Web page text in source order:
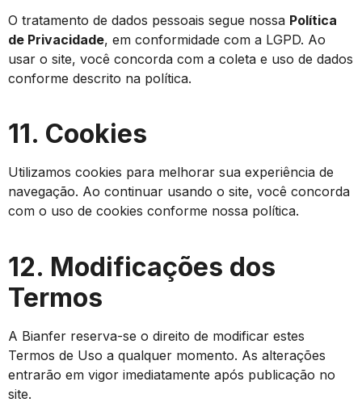
O tratamento de dados pessoais segue nossa Política
de Privacidade, em conformidade com a LGPD. Ao
usar o site, você concorda com a coleta e uso de dados
conforme descrito na política.
11. Cookies
Utilizamos cookies para melhorar sua experiência de
navegação. Ao continuar usando o site, você concorda
com o uso de cookies conforme nossa política.
12. Modificações dos
Termos
A Bianfer reserva-se o direito de modificar estes
Termos de Uso a qualquer momento. As alterações
entrarão em vigor imediatamente após publicação no
site.